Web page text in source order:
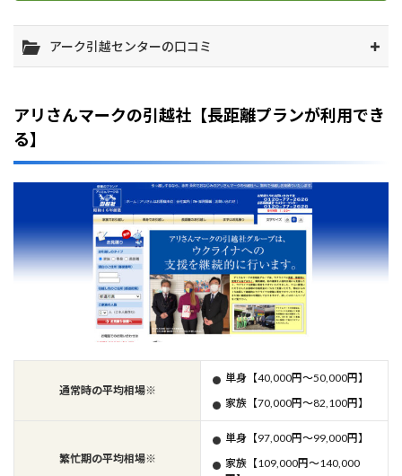
アーク引越センターの口コミ
アリさんマークの引越社【長距離プランが利用でき
る】
通常時の平均相場※
単身【40,000円～50,000円】
家族【70,000円～82,100円】
繁忙期の平均相場※
単身【97,000円～99,000円】
家族【109,000円～140,000